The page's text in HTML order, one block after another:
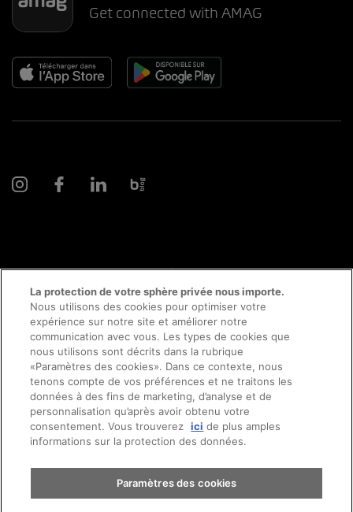
Prendre rendez-vous
Essai sur route
Trouver une voiture
Get connected with AMAG
© 2026 AMAG Automobiles et Moteurs SA
Protection des données Mentions légales
Conseil en ligne mentions légales
Directive cookies Impressum
La protection de votre sphère privée nous importe.
Nous utilisons des cookies pour optimiser votre
expérience sur notre site et améliorer notre
communication avec vous. Les types de cookies que
nous utilisons sont décrits dans la rubrique
«Paramètres des cookies». Dans ce contexte, nous
tenons compte de vos préférences et ne traitons les
données à des fins de marketing, d’analyse et de
personnalisation qu’après avoir obtenu votre
consentement. Vous trouverez ici de plus amples
informations sur la protection des données.
Paramètres des cookies